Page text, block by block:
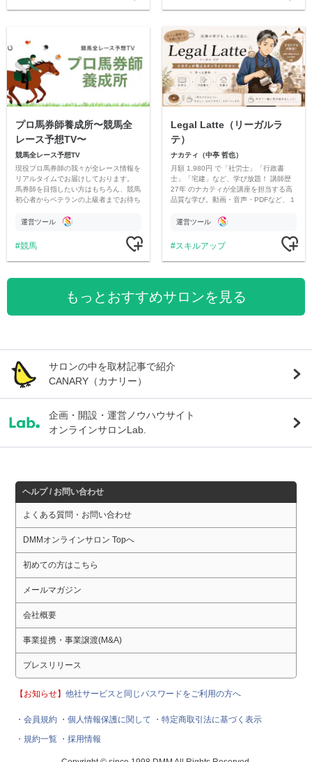
プロ馬券師養成所〜競馬全
レース予想TV〜
競馬全レース予想TV
現役プロ馬券師の我々が全レース情報を
リアルタイムでお届けしております。
馬券師を目指したい方はもちろん、競馬
初心者からベテランの上級者までお待ち
運営ツール
競馬
Legal Latte（リーガルラ
テ）
ナカティ（中亭 哲也）
月額 1,980円 で「社労士」「行政書
士」「宅建」など、学び放題！ 講師歴
27年 のナカティが全講座を担当する高
品質な学び。動画・音声・PDFなど、１
習サロンで、楽しみながら合格！
運営ツール
スキルアップ
もっとおすすめサロンを見る
サロンの中を取材記事で紹介
CANARY（カナリー）
企画・開設・運営ノウハウサイト
オンラインサロンLab.
ヘルプ / お問い合わせ
よくある質問・お問い合わせ
DMMオンラインサロン Topへ
初めての方はこちら
メールマガジン
会社概要
事業提携・事業譲渡(M&A)
プレスリリース
【お知らせ】他社サービスと同じパスワードをご利用の方へ
・会員規約 ・個人情報保護に関して
・特定商取引法に基づく表示
・規約一覧 ・採用情報